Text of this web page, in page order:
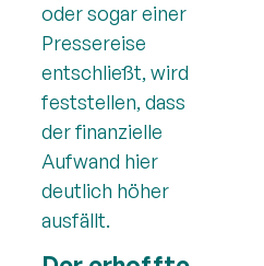
oder sogar einer
Pressereise
entschließt, wird
feststellen, dass
der finanzielle
Aufwand hier
deutlich höher
ausfällt.